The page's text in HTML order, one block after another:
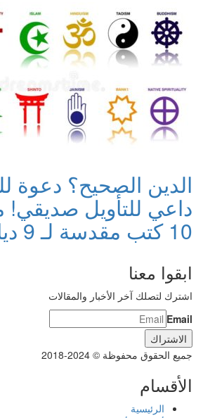
الدين الصحيح؟ دعوة
داعي للتأويل
10 كتب مقدسة لـ 9 ديانات (2/2)
ابقوا معنا
اشترك لتصلك آخر الأخبار والمقالات
Email
جميع الحقوق محفوظة © 2024-2018
الأقسام
الرئيسية